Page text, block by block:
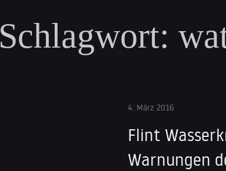
Schlagwort:
4. März 2016
Flint
Warnungen